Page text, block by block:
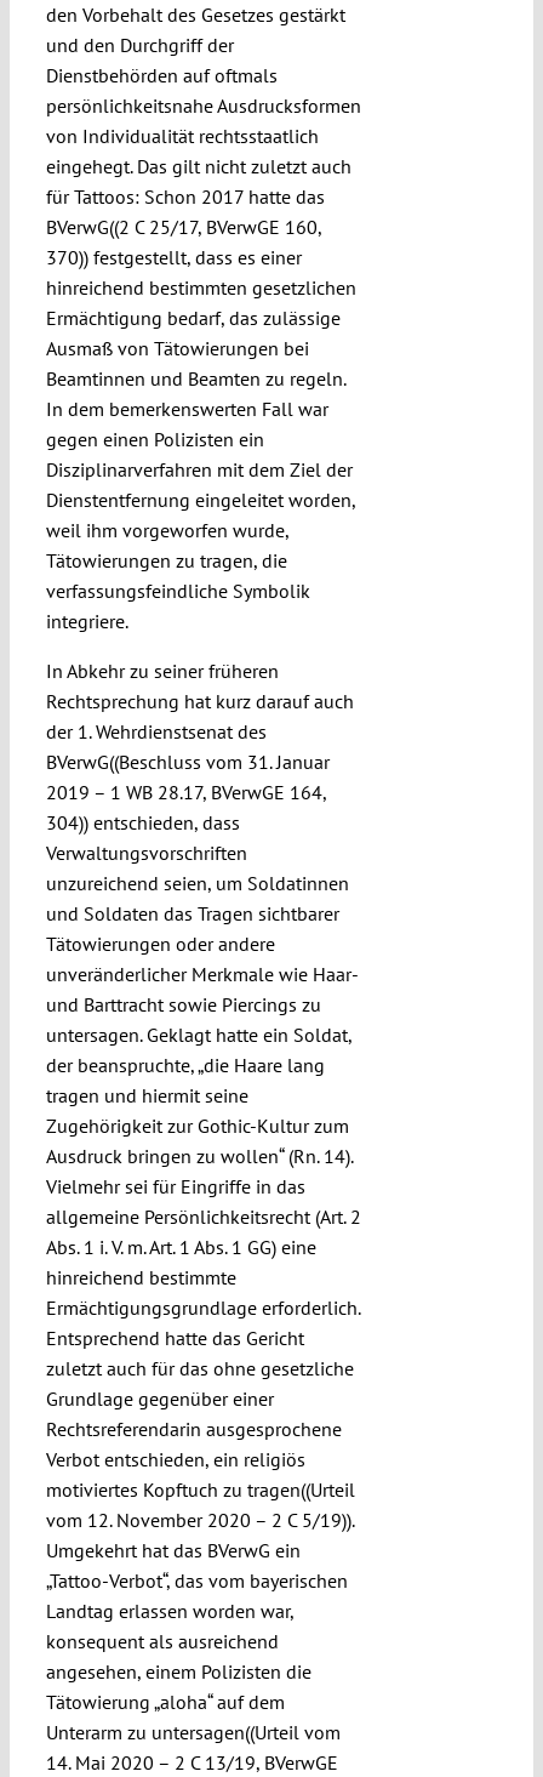
den Vorbehalt des Gesetzes gestärkt
und den Durchgriff der
Dienstbehörden auf oftmals
persönlichkeitsnahe Ausdrucksformen
von Individualität rechtsstaatlich
eingehegt. Das gilt nicht zuletzt auch
für Tattoos: Schon 2017 hatte das
BVerwG((2 C 25/17, BVerwGE 160,
370)) festgestellt, dass es einer
hinreichend bestimmten gesetzlichen
Ermächtigung bedarf, das zulässige
Ausmaß von Tätowierungen bei
Beamtinnen und Beamten zu regeln.
In dem bemerkenswerten Fall war
gegen einen Polizisten ein
Disziplinarverfahren mit dem Ziel der
Dienstentfernung eingeleitet worden,
weil ihm vorgeworfen wurde,
Tätowierungen zu tragen, die
verfassungsfeindliche Symbolik
integriere.
In Abkehr zu seiner früheren
Rechtsprechung hat kurz darauf auch
der 1. Wehrdienstsenat des
BVerwG((Beschluss vom 31. Januar
2019 – 1 WB 28.17, BVerwGE 164,
304)) entschieden, dass
Verwaltungsvorschriften
unzureichend seien, um Soldatinnen
und Soldaten das Tragen sichtbarer
Tätowierungen oder andere
unveränderlicher Merkmale wie Haar-
und Barttracht sowie Piercings zu
untersagen. Geklagt hatte ein Soldat,
der beanspruchte, „die Haare lang
tragen und hiermit seine
Zugehörigkeit zur Gothic-Kultur zum
Ausdruck bringen zu wollen“ (Rn. 14).
Vielmehr sei für Eingriffe in das
allgemeine Persönlichkeitsrecht (Art. 2
Abs. 1 i. V. m. Art. 1 Abs. 1 GG) eine
hinreichend bestimmte
Ermächtigungsgrundlage erforderlich.
Entsprechend hatte das Gericht
zuletzt auch für das ohne gesetzliche
Grundlage gegenüber einer
Rechtsreferendarin ausgesprochene
Verbot entschieden, ein religiös
motiviertes Kopftuch zu tragen((Urteil
vom 12. November 2020 – 2 C 5/19)).
Umgekehrt hat das BVerwG ein
„Tattoo-Verbot“, das vom bayerischen
Landtag erlassen worden war,
konsequent als ausreichend
angesehen, einem Polizisten die
Tätowierung „aloha“ auf dem
Unterarm zu untersagen((Urteil vom
14. Mai 2020 – 2 C 13/19, BVerwGE